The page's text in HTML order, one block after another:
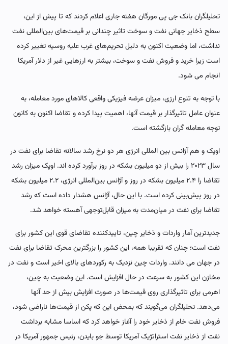
تحلیلگران بانک جی پی مورگان هفته جاری اعلام کردند که تا پیش از این،
سطح ذخایر جهانی نفت و سوخت تاثیر چندانی بر قیمت‌های بین‌المللی نفت
نداشت، اما وضعیت اکنون به دلیل تحریم‌های غرب علیه روسیه تغییر کرده
است زیرا خرید و فروش نفت و سوخت، بیشتر به ارزهایی غیر از دلار آمریکا
انجام می شود.
با توجه به تنوع ارزی، میزان عرضه فیزیکی واقعی کالاهای مورد معامله، به
عنوان عامل تاثیرگذار بر قیمت آنها، اهمیت پیدا کرده و تقاضا اکنون به کانون
توجه معامله گران بازگشته است.
اوپک و هم آژانس بین المللی انرژی هر دو نرخ رشد سالانه تقاضا برای نفت در
سال ۲۰۲۳ را بیش از دو میلیون بشکه در روز برآورد کرده اند. اوپک میزان رشد
تقاضا را ۲.۴ میلیون بشکه در روز و آژانس بین‌المللی انرژی، ۲.۲ میلیون بشکه‌
در روز پیش‌بینی کرده است. با این حال، آژانس هشدار داده است که رشد
تقاضا برای نفت در میان‌مدت به میزان قابل‌توجهی آهسته خواهد شد.
جدیدترین آمار واردات و ذخایر چین، تاییدکننده تقاضای قوی این کشور برای
نفت است؛ چنان که تقریبا همه، این کشور را بزرگترین محرک تقاضا برای نفت
در جهان می دانند. واردات چین نزدیک به رکوردهای بالای اخیر است و نفت در
مخازن این کشور به سرعت در حال افزایش است. این وضعیت به چین،
اهرمی برای تاثیرگذاری روی قیمت‌ها در صورت افزایش بیش از حد آنها
می‌دهد. تحلیلگران می‌گویند که بمحض این که پکن از قیمت‌ها ناراضی شود،
فروش نفت خام از ذخایر خود را آغاز خواهد کرد که اساسا مشابه برداشت
نفت از ذخایر نفت استراتژیک آمریکا توسط جو بایدن، رئیس جمهور آمریکا در